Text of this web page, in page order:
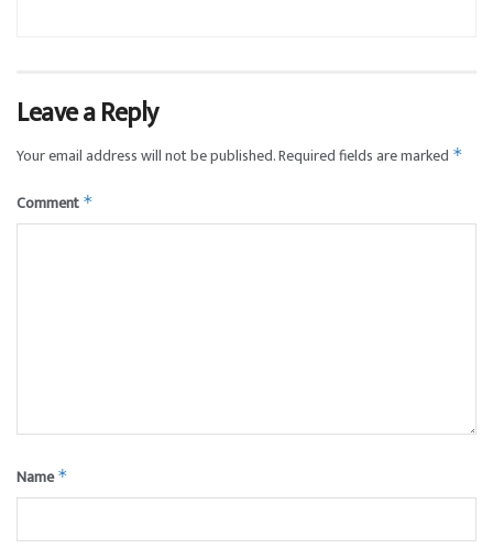
Leave a Reply
Your email address will not be published.Required fields are marked *
Comment *
Name*